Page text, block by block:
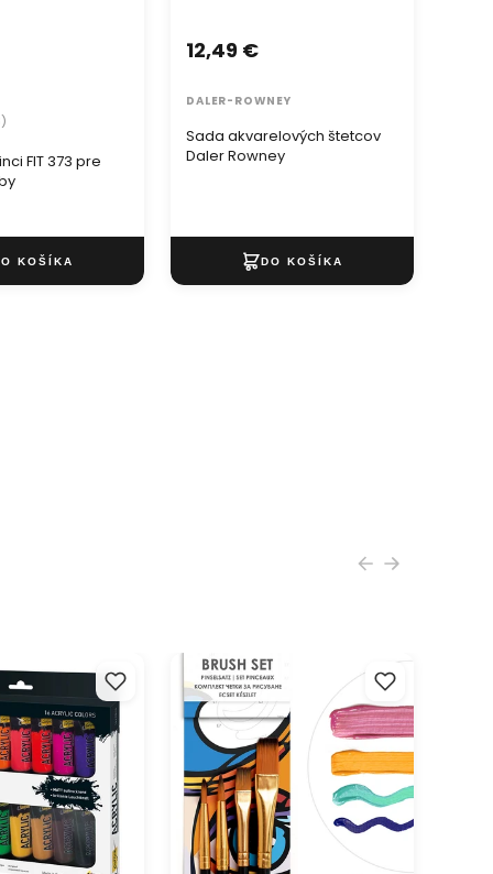
FIT 373 pre
Sada akvarelových štetcov
Daler Rowney
12,49 €
DALER-ROWNEY
Solo Goya / set
ARTMIE Sada syntetických
štetcov 4-dielna